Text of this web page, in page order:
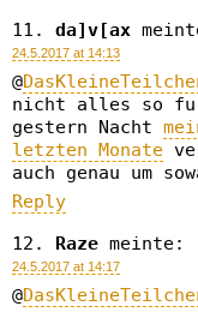
da]v[ax
24.5.2017 at 14:13
@
nicht alles so
gestern Nacht
letzten Monate
auch genau um
Reply
Raze meinte:
24.5.2017 at 14:17
@